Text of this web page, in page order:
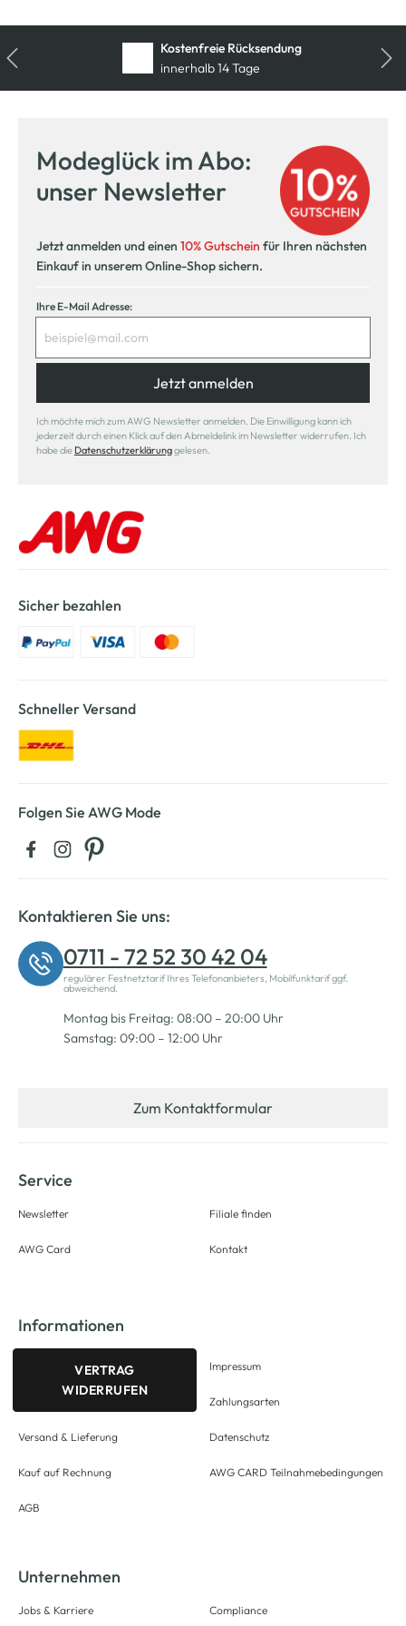
Kostenfreie Rücksendung
innerhalb 14 Tage
Modeglück im Abo:
unser Newsletter
Jetzt anmelden und einen 10% Gutschein für Ihren nächsten
Einkauf in unserem Online-Shop sichern.
Ihre E-Mail Adresse:
Jetzt anmelden
Ich möchte mich zum AWG Newsletter anmelden. Die Einwilligung kann ich
jederzeit durch einen Klick auf den Abmeldelink im Newsletter widerrufen. Ich
habe die Datenschutzerklärunggelesen.
Sicher bezahlen
Schneller Versand
Folgen Sie AWG Mode
Kontaktieren Sie uns:
0711 - 72 52 30 42 04
regulärer Festnetztarif Ihres Telefonanbieters, Mobilfunktarif ggf.
abweichend.
Montag bis Freitag: 08:00 – 20:00 Uhr
Samstag: 09:00 – 12:00 Uhr
Zum Kontaktformular
Service
Newsletter
AWG Card
Filiale finden
Kontakt
Informationen
VERTRAG
WIDERRUFEN
Versand & Lieferung
Kauf auf Rechnung
AGB
Impressum
Zahlungsarten
Datenschutz
AWG CARD Teilnahmebedingungen
Unternehmen
Jobs & Karriere Compliance